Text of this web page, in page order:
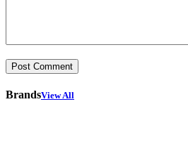
BrandsView All